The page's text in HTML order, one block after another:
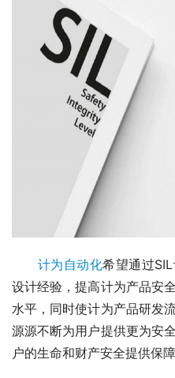
计为自动化希望通过
设计经验，提高计为产品安
水平，同时使计为产品研发
源源不断为用户提供更为安
户的生命和财产安全提供保障